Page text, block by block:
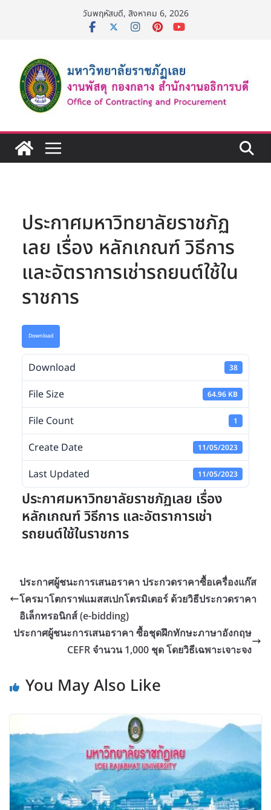
วันพฤหัสบดี, สิงหาคม 6, 2026
ประกาศมหาวิทยาลัยราชภัฏ
เลย เรื่อง หลักเกณฑ์ วิธีการ
และอัตราการเช่ารถยนต์ใช้ใน
ราชการ
Download
Download 38
File Size 64.96 KB
File Count 1
Create Date 11/05/2023
Last Updated 11/05/2023
ประกาศมหาวิทยาลัยราชภัฏเลย เรื่อง
หลักเกณฑ์ วิธีการ และอัตราการเช่า
รถยนต์ใช้ในราชการ
ประกาศผู้ชนะการเสนอราคา ประกวดราคาซื้อเครื่องแก๊ส
โครมาโตกราฟแมสสเปกโตรมิเตอร์ ด้วยวิธีประกวดราคา
อิเล็กทรอนิกส์ (e-bidding)
ประกาศผู้ชนะการเสนอราคา ซื้อชุดฝึกทักษะภาษาอังกฤษ
CEFR จำนวน 1,000 ชุด โดยวิธีเฉพาะเจาะจง
You May Also Like